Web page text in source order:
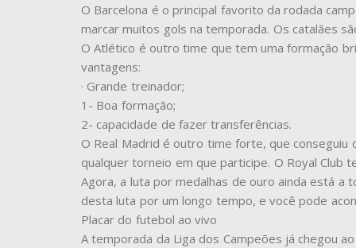
O Barcelona é o principal favorito da rodada
marcar muitos gols na temporada. Os catalães
O Atlético é outro time que tem uma formação
vantagens:
· Grande treinador;
1- Boa formação;
2- capacidade de fazer transferências.
O Real Madrid é outro time forte, que
qualquer torneio em que participe. O Royal Club
Agora, a luta por medalhas de ouro ainda está
desta luta por um longo tempo, e você pode
Placar do futebol ao vivo
A temporada da Liga dos Campeões já chegou